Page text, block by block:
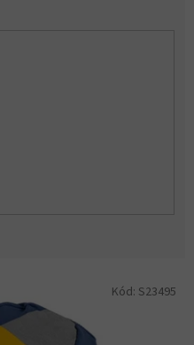
Kód: S23495